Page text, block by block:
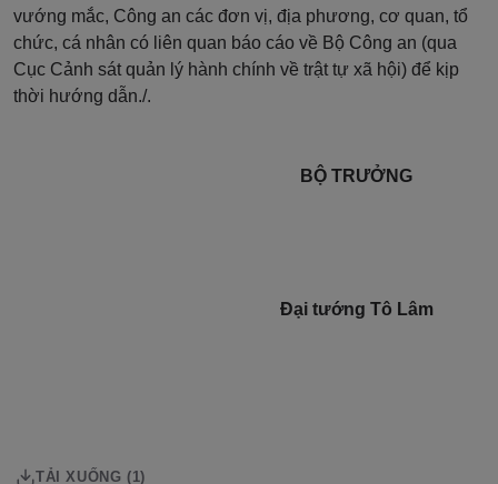
vướng mắc, Công an các đơn vị, địa phương, cơ quan, tổ
chức, cá nhân có liên quan báo cáo về Bộ Công an (qua
Cục Cảnh sát quản lý hành chính về trật tự xã hội) để kịp
thời hướng dẫn./.
BỘ TRƯỞNG
Đại tướng Tô Lâm
TẢI XUỐNG (1)